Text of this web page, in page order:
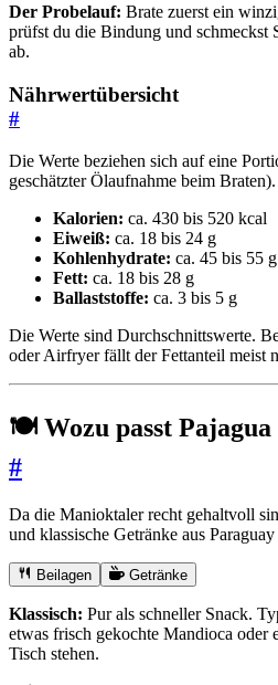
Der Probelauf: Brate zuerst ein
prüfst du die Bindung und schmeckst
ab.
Nährwertübersicht
#
Die Werte beziehen sich auf eine
geschätzter Ölaufnahme beim Braten).
Kalorien: ca. 430 bis 520 kcal
Eiweiß: ca. 18 bis 24 g
Kohlenhydrate: ca. 45 bis 55 g
Fett: ca. 18 bis 28 g
Ballaststoffe: ca. 3 bis 5 g
Die Werte sind Durchschnittswerte.
oder Airfryer fällt der Fettanteil meist
🍽️ Wozu passt Pajagua
#
Da die Manioktaler recht gehaltvoll
und klassische Getränke aus
Beilagen Getränke
Klassisch: Pur als schneller Snack.
etwas frisch gekochte Mandioca oder
Tisch stehen.